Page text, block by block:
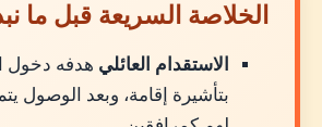
مصر
الخطوة الثامنة: تقديم الجوازات في
الخلاصة السريعة قبل ما
الاستقدام العائلي هدفه دخول
بتأشيرة إقامة، وبعد الوصول